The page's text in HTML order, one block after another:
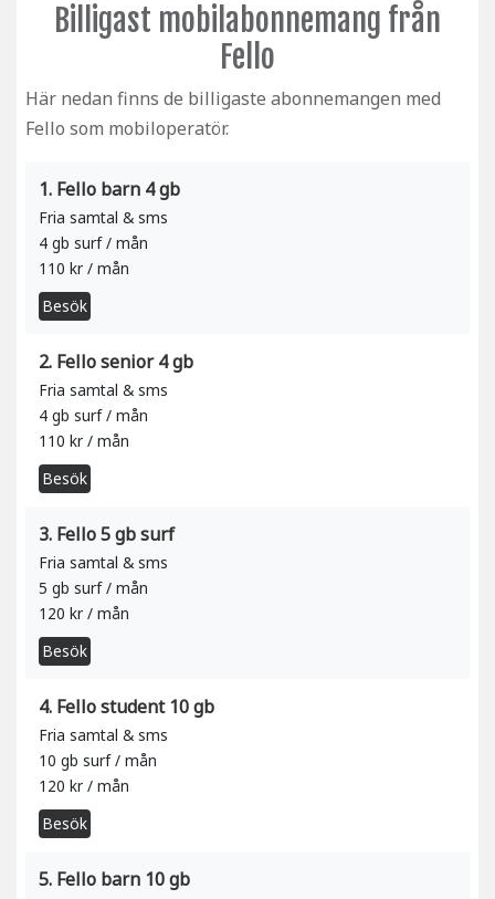
Billigast mobilabonnemang från
Fello
Här nedan finns de billigaste abonnemangen med
Fello som mobiloperatör.
1. Fello barn 4 gb
Fria samtal & sms
4 gb surf / mån
110 kr / mån
Besök
2. Fello senior 4 gb
Fria samtal & sms
4 gb surf / mån
110 kr / mån
Besök
3. Fello 5 gb surf
Fria samtal & sms
5 gb surf / mån
120 kr / mån
Besök
4. Fello student 10 gb
Fria samtal & sms
10 gb surf / mån
120 kr / mån
Besök
5. Fello barn 10 gb